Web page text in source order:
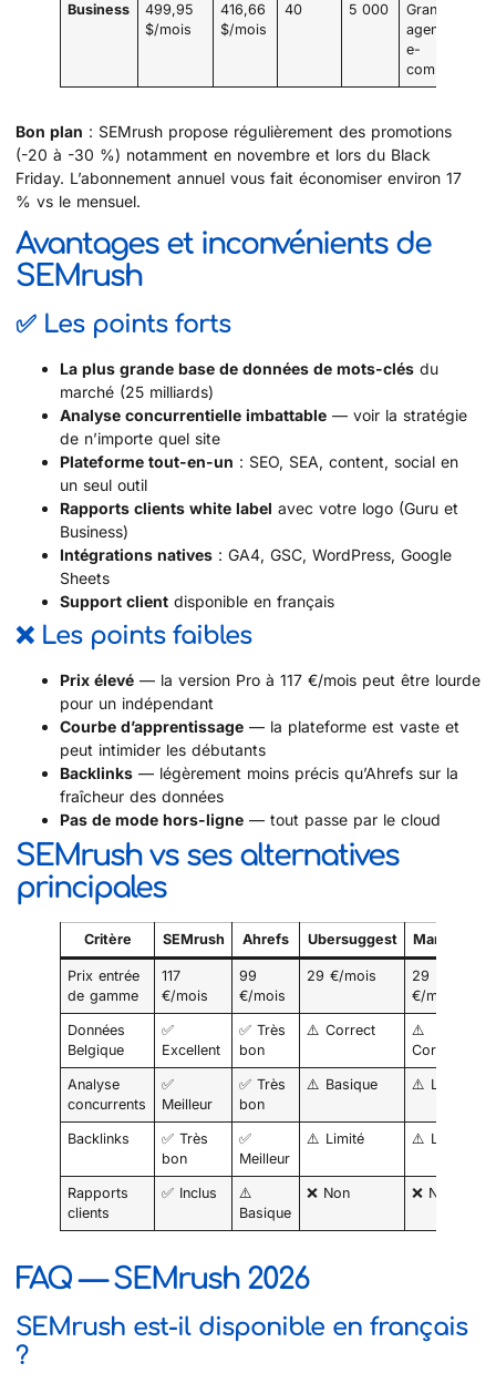
Business
499,95
$/mois
416,66
$/mois
40 5 000
Grandes
agences,
e-
commerce
Bon plan : SEMrush propose régulièrement des promotions
(-20 à -30 %) notamment en novembre et lors du Black
Friday. L’abonnement annuel vous fait économiser environ 17
% vs le mensuel.
Avantages et inconvénients de
SEMrush
✅ Les points forts
La plus grande base de données de mots-clés du
marché (25 milliards)
Analyse concurrentielle imbattable — voir la stratégie
de n’importe quel site
Plateforme tout-en-un : SEO, SEA, content, social en
un seul outil
Rapports clients white label avec votre logo (Guru et
Business)
Intégrations natives : GA4, GSC, WordPress, Google
Sheets
Support client disponible en français
❌ Les points faibles
Prix élevé — la version Pro à 117 €/mois peut être lourde
pour un indépendant
Courbe d’apprentissage — la plateforme est vaste et
peut intimider les débutants
Backlinks — légèrement moins précis qu’Ahrefs sur la
fraîcheur des données
Pas de mode hors-ligne — tout passe par le cloud
SEMrush vs ses alternatives
principales
Critère SEMrush Ahrefs Ubersuggest Mangools
Prix entrée
de gamme
117
€/mois
99
€/mois
29 €/mois
29
€/mois
Données
Belgique
✅
Excellent
✅ Très
bon
⚠️ Correct
⚠️
Correct
Analyse
concurrents
✅
Meilleur
✅ Très
bon
⚠️ Basique ⚠️ Limité
Backlinks
✅ Très
bon
✅
Meilleur
⚠️ Limité ⚠️ Limité
Rapports
clients
✅ Inclus
⚠️
Basique
❌ Non ❌ Non
FAQ — SEMrush 2026
SEMrush est-il disponible en français
?